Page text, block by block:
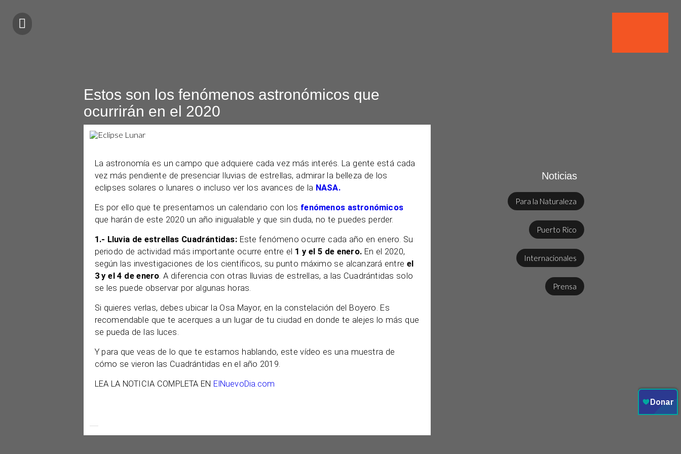
Estos son los fenómenos astronómicos que
ocurrirán en el 2020
La astronomía es un campo que adquiere cada vez más interés. La gente está cada
vez más pendiente de presenciar lluvias de estrellas, admirar la belleza de los
eclipses solares o lunares o incluso ver los avances de la NASA.
Es por ello que te presentamos un calendario con los fenómenos astronómicos
que harán de este 2020 un año inigualable y que sin duda, no te puedes perder.
1.- Lluvia de estrellas Cuadrántidas: Este fenómeno ocurre cada año en enero. Su
periodo de actividad más importante ocurre entre el 1 y el 5 de enero. En el 2020,
según las investigaciones de los científicos, su punto máximo se alcanzará entre el
3 y el 4 de enero. A diferencia con otras lluvias de estrellas, a las Cuadrántidas solo
se les puede observar por algunas horas.
Si quieres verlas, debes ubicar la Osa Mayor, en la constelación del Boyero. Es
recomendable que te acerques a un lugar de tu ciudad en donde te alejes lo más que
se pueda de las luces.
Y para que veas de lo que te estamos hablando, este vídeo es una muestra de
cómo se vieron las Cuadrántidas en el año 2019.
LEA LA NOTICIA COMPLETA EN ElNuevoDia.com
Noticias
Para la Naturaleza
Puerto Rico
Internacionales
Prensa